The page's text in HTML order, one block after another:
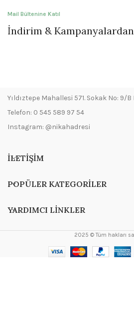
Mail Bültenine Katıl
İndirim &
Yıldıztepe Mahallesi 571. Sokak No: 9/
Telefon: 0 545 589 97 54
Instagram: @nikahadresi
İLETIŞIM
POPÜLER KATEGORILER
YARDIMCI LINKLER
2025 © Tüm hakları